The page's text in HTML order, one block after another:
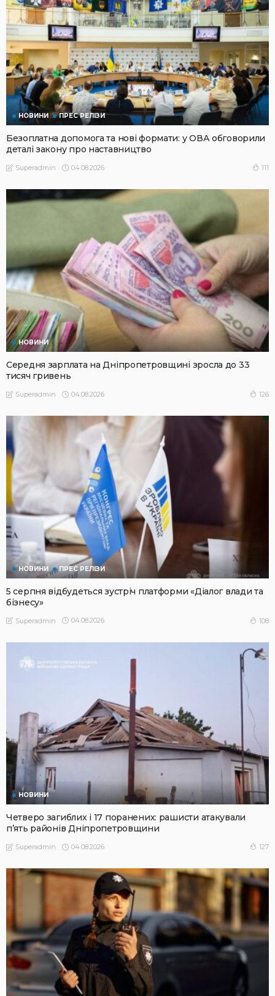
НОВИНИ ПРЕС РЕЛІЗИ
Безоплатна допомога та нові формати: у ОВА обговорили
деталі закону про наставництво
Superadmin 04.08.2026 111
НОВИНИ
Середня зарплата на Дніпропетровщині зросла до 33
тисяч гривень
Superadmin 04.08.2026 126
НОВИНИ ПРЕС РЕЛІЗИ
5 серпня відбудеться зустріч платформи «Діалог влади та
бізнесу»
Superadmin 04.08.2026 108
НОВИНИ
Четверо загиблих і 17 поранених: рашисти атакували
п’ять районів Дніпропетровщини
Superadmin 04.08.2026 127